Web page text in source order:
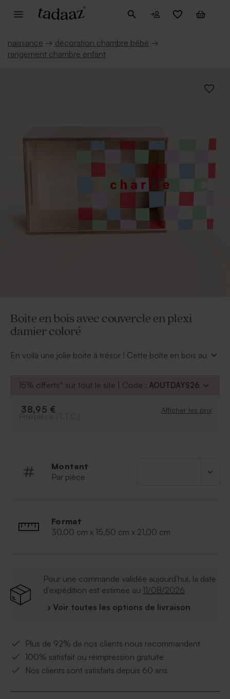
naissance → décoration chambre bébé →
rangement chambre enfant
Boite en bois avec couvercle en plexi
damier coloré
En voilà une jolie boite à trésor ! Cette boîte en bois au
ou petite fille.
Format : L 30 x H 15.5 x l 21 cm
15% offerts* sur tout le site | Code : AOUTDAYS26
38,95 € Afficher les prix
Montant
Par pièce
Format
30,00 cm x 15,50 cm x 21,00 cm
Pour une commande validée aujourd'hui, la date
d'expédition est estimée au 11/08/2026
› Voir toutes les options de livraison
Plus de 92% de nos clients nous recommandent
100% satisfait ou réimpression gratuite
Nos clients sont satisfaits depuis 60 ans